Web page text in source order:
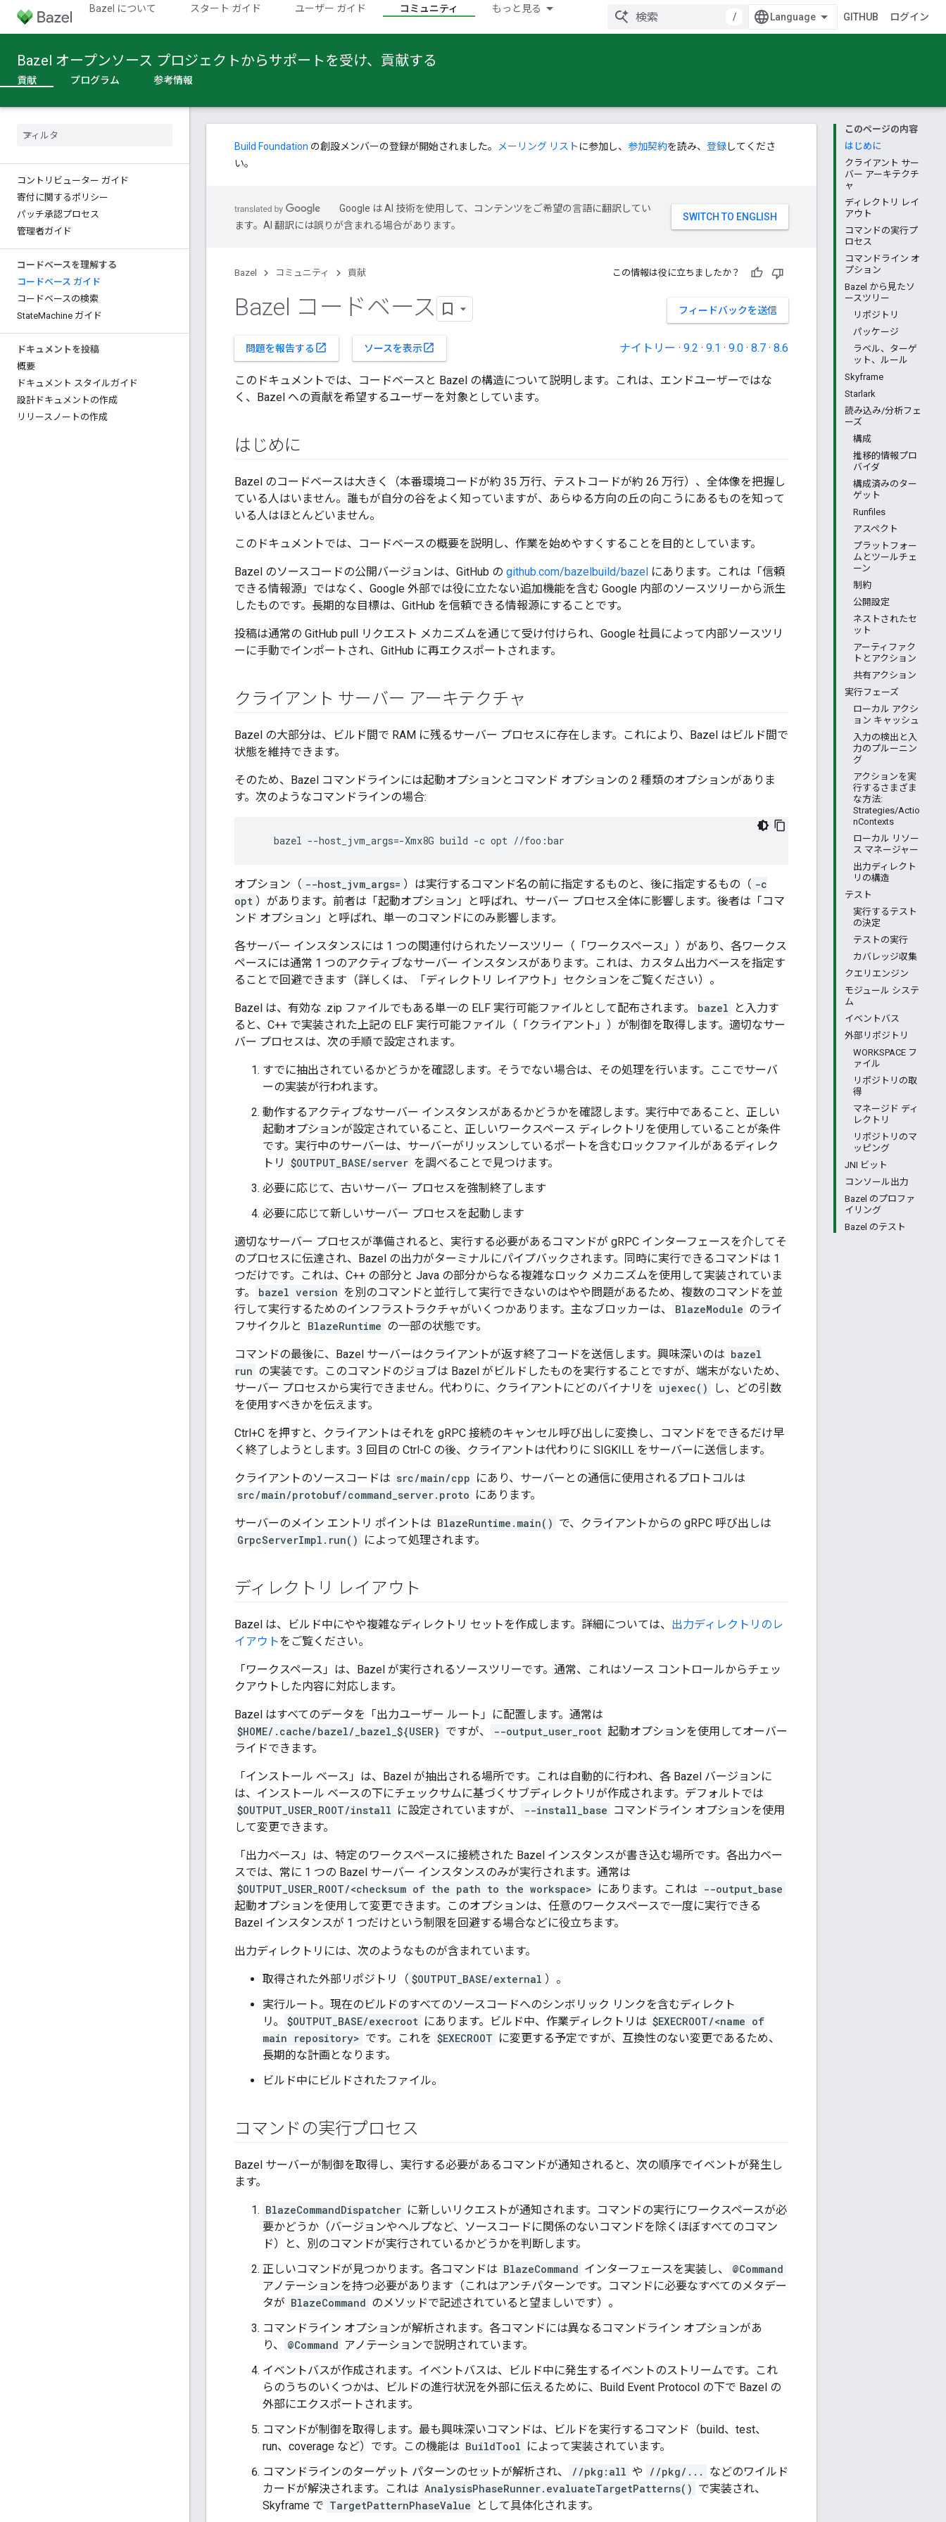
Bazel について スタート ガイド ユーザー ガイド コミュニティ もっと見る
/ GITHUB ログイン
Bazel オープンソース プロジェクトからサポートを受け、貢献する
貢献 プログラム 参考情報
コントリビューター ガイド
寄付に関するポリシー
パッチ承認プロセス
管理者ガイド
コードベースを理解する
コードベース ガイド
コードベースの検索
StateMachine ガイド
ドキュメントを投稿
概要
ドキュメント スタイルガイド
設計ドキュメントの作成
リリースノートの作成
このページの内容
はじめに
クライアント サー
バー アーキテクチ
ャ
ディレクトリ レイ
アウト
コマンドの実行プ
ロセス
コマンドライン オ
プション
Bazel から見たソ
ースツリー
リポジトリ
パッケージ
ラベル、ターゲ
ット、ルール
Skyframe
Starlark
読み込み/分析フェ
ーズ
構成
推移的情報プロ
バイダ
構成済みのター
ゲット
Runfiles
アスペクト
プラットフォー
ムとツールチェ
ーン
制約
公開設定
ネストされたセ
ット
アーティファク
トとアクション
共有アクション
実行フェーズ
ローカル アクシ
ョン キャッシュ
入力の検出と入
力のプルーニン
グ
アクションを実
行するさまざま
な方法:
Strategies/Actio
nContexts
ローカル リソー
ス マネージャー
出力ディレクト
リの構造
テスト
実行するテスト
の決定
テストの実行
カバレッジ収集
クエリエンジン
モジュール システ
ム
イベントバス
外部リポジトリ
WORKSPACE フ
ァイル
リポジトリの取
得
マネージド ディ
レクトリ
リポジトリのマ
ッピング
JNI ビット
コンソール出力
Bazel のプロファ
イリング
Bazel のテスト
Build Foundation の創設メンバーの登録が開始されました。 メーリング リスト に参加し、 参加契約を読み、 登録してくださ
い。
Google は AI 技術を使用して、コンテンツをご希望の言語に翻訳してい
ます。AI 翻訳には誤りが含まれる場合があります。
Bazel コミュニティ 貢献 この情報は役に立ちましたか？
フィードバックを送信
Bazel コードベース
問題を報告する open_in_new ソースを表示open_in_new ナイトリー · 9.2 · 9.1 · 9.0 · 8.7 · 8.6
このドキュメントでは、コードベースと Bazel の構造について説明します。これは、エンドユーザーではな
く、Bazel への貢献を希望するユーザーを対象としています。
はじめに
Bazel のコードベースは大きく（本番環境コードが約 35 万行、テストコードが約 26 万行）、全体像を把握し
ている人はいません。誰もが自分の谷をよく知っていますが、あらゆる方向の丘の向こうにあるものを知って
いる人はほとんどいません。
このドキュメントでは、コードベースの概要を説明し、作業を始めやすくすることを目的としています。
Bazel のソースコードの公開バージョンは、GitHub の github.com/bazelbuild/bazel にあります。これは「信頼
できる情報源」ではなく、Google 外部では役に立たない追加機能を含む Google 内部のソースツリーから派生
したものです。長期的な目標は、GitHub を信頼できる情報源にすることです。
投稿は通常の GitHub pull リクエスト メカニズムを通じて受け付けられ、Google 社員によって内部ソースツリ
ーに手動でインポートされ、GitHub に再エクスポートされます。
クライアント サーバー アーキテクチャ
Bazel の大部分は、ビルド間で RAM に残るサーバー プロセスに存在します。これにより、Bazel はビルド間で
状態を維持できます。
そのため、Bazel コマンドラインには起動オプションとコマンド オプションの 2 種類のオプションがありま
す。次のようなコマンドラインの場合:
オプション（ --host_jvm_args= ）は実行するコマンド名の前に指定するものと、後に指定するもの（ -c
opt ）があります。前者は「起動オプション」と呼ばれ、サーバー プロセス全体に影響します。後者は「コマ
ンド オプション」と呼ばれ、単一のコマンドにのみ影響します。
各サーバー インスタンスには 1 つの関連付けられたソースツリー（「ワークスペース」）があり、各ワークス
ペースには通常 1 つのアクティブなサーバー インスタンスがあります。これは、カスタム出力ベースを指定す
ることで回避できます（詳しくは、「ディレクトリ レイアウト」セクションをご覧ください）。
Bazel は、有効な .zip ファイルでもある単一の ELF 実行可能ファイルとして配布されます。 bazel
と入力す
ると、C++ で実装された上記の ELF 実行可能ファイル（「クライアント」）が制御を取得します。適切なサー
バー プロセスは、次の手順で設定されます。
すでに抽出されているかどうかを確認します。そうでない場合は、その処理を行います。ここでサーバ
ーの実装が行われます。
動作するアクティブなサーバー インスタンスがあるかどうかを確認します。実行中であること、正しい
起動オプションが設定されていること、正しいワークスペース ディレクトリを使用していることが条件
です。実行中のサーバーは、サーバーがリッスンしているポートを含むロックファイルがあるディレク
トリ $OUTPUT_BASE/server を調べることで見つけます。
必要に応じて、古いサーバー プロセスを強制終了します
必要に応じて新しいサーバー プロセスを起動します
適切なサーバー プロセスが準備されると、実行する必要があるコマンドが gRPC インターフェースを介してそ
のプロセスに伝達され、Bazel の出力がターミナルにパイプバックされます。同時に実行できるコマンドは 1
つだけです。これは、C++ の部分と Java の部分からなる複雑なロック メカニズムを使用して実装されていま
す。
bazel version を別のコマンドと並行して実行できないのはやや問題があるため、複数のコマンドを並
行して実行するためのインフラストラクチャがいくつかあります。主なブロッカーは、
BlazeModule のライ
フサイクルと
BlazeRuntime の一部の状態です。
コマンドの最後に、Bazel サーバーはクライアントが返す終了コードを送信します。興味深いのは bazel
run の実装です。このコマンドのジョブは Bazel がビルドしたものを実行することですが、端末がないため、
サーバー プロセスから実行できません。代わりに、クライアントにどのバイナリを ujexec()
し、どの引数
を使用すべきかを伝えます。
Ctrl+C を押すと、クライアントはそれを gRPC 接続のキャンセル呼び出しに変換し、コマンドをできるだけ早
く終了しようとします。3 回目の Ctrl-C の後、クライアントは代わりに SIGKILL をサーバーに送信します。
クライアントのソースコードは src/main/cpp にあり、サーバーとの通信に使用されるプロトコルは
src/main/protobuf/command_server.proto にあります。
サーバーのメイン エントリ ポイントは BlazeRuntime.main() で、クライアントからの gRPC 呼び出しは
GrpcServerImpl.run()
によって処理されます。
ディレクトリ レイアウト
Bazel は、ビルド中にやや複雑なディレクトリ セットを作成します。詳細については、 出力ディレクトリのレ
イアウトをご覧ください。
「ワークスペース」は、Bazel が実行されるソースツリーです。通常、これはソース コントロールからチェッ
クアウトした内容に対応します。
Bazel はすべてのデータを「出力ユーザー ルート」に配置します。通常は
$HOME/.cache/bazel/_bazel_${USER} ですが、 --output_user_root 起動オプションを使用してオーバー
ライドできます。
「インストール ベース」は、Bazel が抽出される場所です。これは自動的に行われ、各 Bazel バージョンに
は、インストール ベースの下にチェックサムに基づくサブディレクトリが作成されます。デフォルトでは
$OUTPUT_USER_ROOT/install に設定されていますが、 --install_base コマンドライン オプションを使用
して変更できます。
「出力ベース」は、特定のワークスペースに接続された Bazel インスタンスが書き込む場所です。各出力ベー
スでは、常に 1 つの Bazel サーバー インスタンスのみが実行されます。通常は
$OUTPUT_USER_ROOT/<checksum of the path to the workspace> にあります。これは --output_base
起動オプションを使用して変更できます。このオプションは、任意のワークスペースで一度に実行できる
Bazel インスタンスが 1 つだけという制限を回避する場合などに役立ちます。
出力ディレクトリには、次のようなものが含まれています。
取得された外部リポジトリ（ $OUTPUT_BASE/external ）。
実行ルート。現在のビルドのすべてのソースコードへのシンボリック リンクを含むディレクト
リ。
$OUTPUT_BASE/execroot にあります。ビルド中、作業ディレクトリは $EXECROOT/<name of
main repository> です。これを $EXECROOT に変更する予定ですが、互換性のない変更であるため、
長期的な計画となります。
ビルド中にビルドされたファイル。
コマンドの実行プロセス
Bazel サーバーが制御を取得し、実行する必要があるコマンドが通知されると、次の順序でイベントが発生し
ます。
BlazeCommandDispatcher に新しいリクエストが通知されます。コマンドの実行にワークスペースが必
要かどうか（バージョンやヘルプなど、ソースコードに関係のないコマンドを除くほぼすべてのコマン
ド）と、別のコマンドが実行されているかどうかを判断します。
正しいコマンドが見つかります。各コマンドは BlazeCommand インターフェースを実装し、
@Command
アノテーションを持つ必要があります（これはアンチパターンです。コマンドに必要なすべてのメタデー
タが BlazeCommand のメソッドで記述されていると望ましいです）。
コマンドライン オプションが解析されます。各コマンドには異なるコマンドライン オプションがあ
り、
@Command アノテーションで説明されています。
イベントバスが作成されます。イベントバスは、ビルド中に発生するイベントのストリームです。これ
らのうちのいくつかは、ビルドの進行状況を外部に伝えるために、Build Event Protocol の下で Bazel の
外部にエクスポートされます。
コマンドが制御を取得します。最も興味深いコマンドは、ビルドを実行するコマンド（build、test、
run、coverage など）です。この機能は BuildTool によって実装されています。
コマンドラインのターゲット パターンのセットが解析され、
//pkg:all や //pkg/...
などのワイルド
カードが解決されます。これは AnalysisPhaseRunner.evaluateTargetPatterns() で実装され、
Skyframe で TargetPatternPhaseValue として具体化されます。